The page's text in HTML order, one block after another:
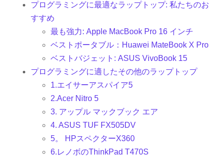
プログラミングに最適なラップトップ: 私たちのお
すすめ
最も強力: Apple MacBook Pro 16 インチ
ベストポータブル：Huawei MateBook X Pro
ベストバジェット: ASUS VivoBook 15
プログラミングに適したその他のラップトップ
1.エイサーアスパイア5
2.Acer Nitro 5
3. アップル マックブック エア
4. ASUS TUF FX505DV
5。 HPスペクターX360
6.レノボのThinkPad T470S